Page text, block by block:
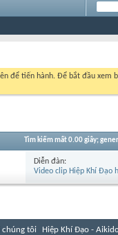
để tiến hành. Để bắt đầu xem
Tìm kiếm mất0.00giây;
Diễn đàn:
Video clip Hiệp Khí Đạo
chúng tôi Hiệp Khí Đạo -